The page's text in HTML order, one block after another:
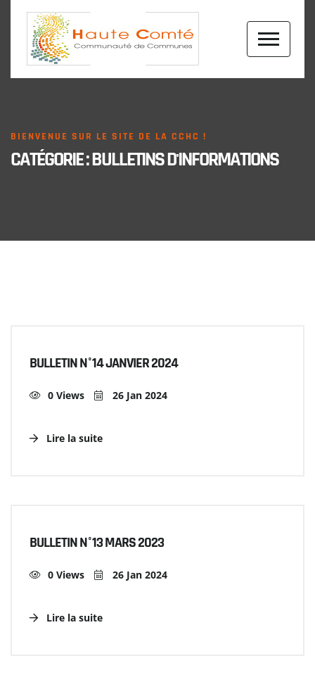
BIENVENUE SUR LE SITE DE LA CCHC !
CATÉGORIE :BULLETINS D'INFORMATIONS
BULLETIN N°14 JANVIER 2024
0 Views 26 Jan 2024
Lire la suite
BULLETIN N°13 MARS 2023
0 Views 26 Jan 2024
Lire la suite